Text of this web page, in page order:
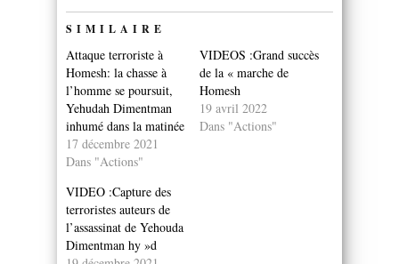
SIMILAIRE
Attaque terroriste à
Homesh: la chasse à
l’homme se poursuit,
Yehudah Dimentman
inhumé dans la matinée
17 décembre 2021
Dans "Actions"
VIDEOS :Grand succès
de la « marche de
Homesh
19 avril 2022
Dans "Actions"
VIDEO :Capture des
terroristes auteurs de
l’assassinat de Yehouda
Dimentman hy »d